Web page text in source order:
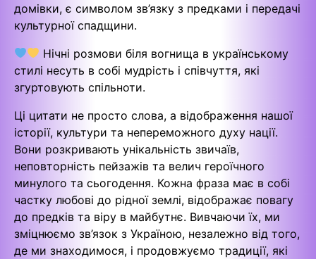
домівки, є символом зв’язку з предками і передачі
культурної спадщини.
Нічні розмови біля вогнища в українському
стилі несуть в собі мудрість і співчуття, які
згуртовують спільноти.
Ці цитати не просто слова, а відображення нашої
історії, культури та непереможного духу нації.
Вони розкривають унікальність звичаїв,
неповторність пейзажів та велич героїчного
минулого та сьогодення. Кожна фраза має в собі
частку любові до рідної землі, відображає повагу
до предків та віру в майбутнє. Вивчаючи їх, ми
зміцнюємо зв’язок з Україною, незалежно від того,
де ми знаходимося, і продовжуємо традиції, які